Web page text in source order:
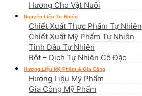
Hương Cho Vật Nuôi
Nguyên Liệu Tự Nhiên
Chiết Xuất Thực Phẩm Tự Nhiên
Chiết Xuất Mỹ Phẩm Tự Nhiên
Tinh Dầu Tự Nhiên
Bột – Dịch Tự Nhiên Cô Đặc
Hương Liệu Mỹ Phẩm & Gia Công
Hương Liệu Mỹ Phẩm
Gia Công Mỹ Phẩm